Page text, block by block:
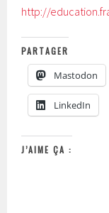
http://
PARTAGER
Mastodon
LinkedIn
J’AIME ÇA :